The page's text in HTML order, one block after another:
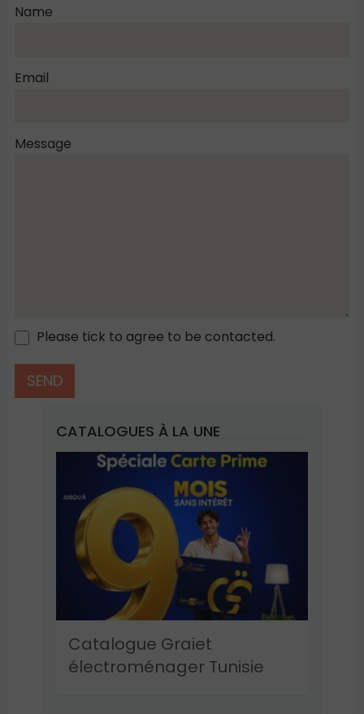
Name
Email
Message
Please tick to agree to be contacted.
CATALOGUES À LA UNE
Catalogue Graiet
électroménager Tunisie